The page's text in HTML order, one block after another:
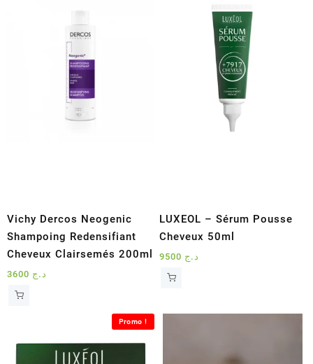
Vichy Dercos Neogenic
Shampoing Redensifiant
Cheveux Clairsemés 200ml
د.ج
LUXEOL – Sérum Pousse
Cheveux 50ml
د.ج
Promo !